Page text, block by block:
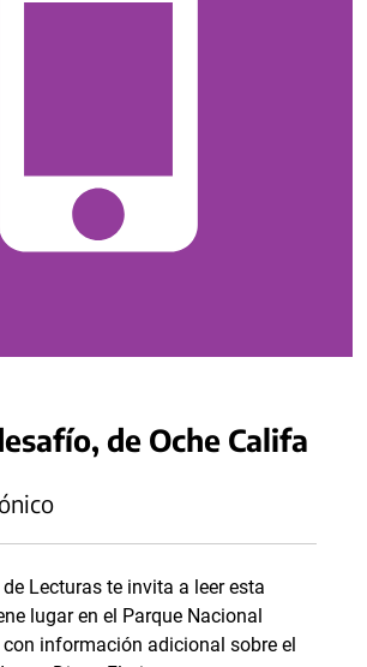
de Oche Califa
Lecturas te invita a leer esta
lugar en el Parque Nacional
con información adicional sobre el